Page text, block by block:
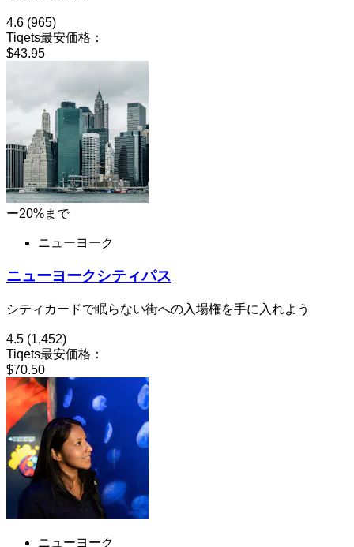
4.6 (965)
Tiqets最安価格：
$43.95
ー20%まで
ニューヨーク
ニューヨークシティパス
シティカードで眠らない街への入場権を手に入れよう
4.5 (1,452)
Tiqets最安価格：
$70.50
ニューヨーク